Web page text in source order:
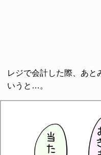
レジで会計した際、あと
いうと…。